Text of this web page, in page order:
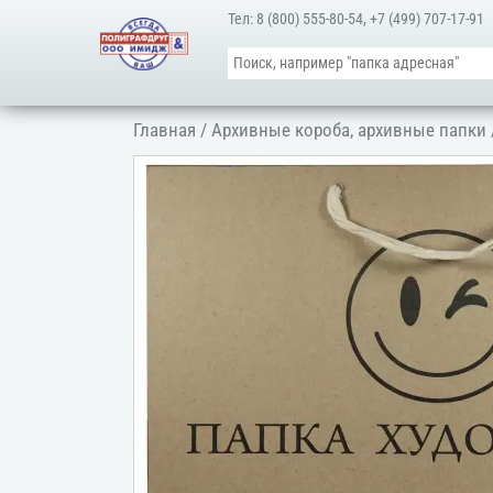
Тел: 8 (800) 555-80-54,+7 (499) 707-17-91
Главная /Архивные короба, архивные папки